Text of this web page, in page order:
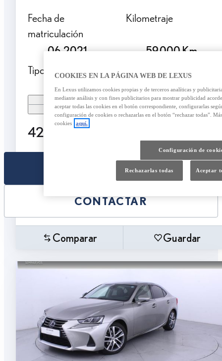
Fecha de
matriculación
06-2021
Kilometraje
59.000 Km.
Tipo de combustible
Gasolina
Garantía
24 Meses
Mostrar más
42.490,00 €
SELECCIONAR
CONTACTAR
Comparar Guardar
COOKIES EN LA PÁGINA WEB DE LEXUS
En Lexus utilizamos cookies propias y de terceros analíticas y
mediante análisis y con fines publicitarios para mostrar publicidad
aceptar todas las cookies en el botón correspondiente, configurarlas
configuración de cookies o rechazarlas en el botón “rechazar todas”.
cookies
aquí.
Configuración de
Rechazarlas todas Aceptar